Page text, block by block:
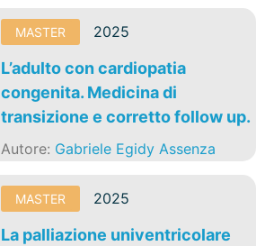
MASTER 2025
L’adulto con cardiopatia
congenita. Medicina di
transizione e corretto follow up.
Autore: Gabriele Egidy Assenza
MASTER 2025
La palliazione univentricolare